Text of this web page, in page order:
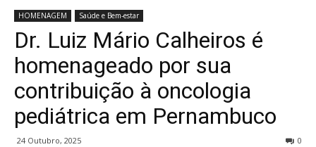
HOMENAGEM Saúde e Bem-estar
Dr. Luiz Mário Calheiros é
homenageado por sua
contribuição à oncologia
pediátrica em Pernambuco
24 Outubro, 2025 0